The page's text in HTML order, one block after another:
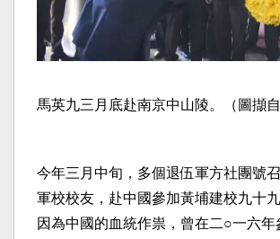
馬英九三月底赴南京中山陵。（圖擷自
今年三月中旬，多個退伍軍方社團號
軍校校友，赴中國參加黃埔建校九十九
因為中國的血統作祟，曾在二○一六